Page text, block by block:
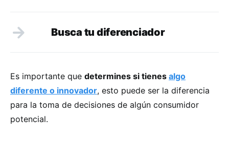
Busca tu diferenciador
Es importante que determines si tienes algo
diferente o innovador, esto puede ser la diferencia
para la toma de decisiones de algún consumidor
potencial.